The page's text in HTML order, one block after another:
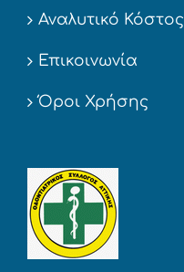
Αναλυτικό Κόστος
Επικοινωνία
Όροι Χρήσης